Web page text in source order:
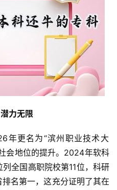
力无限
会地位的提升。2024年软科
全国高职院校第11位，科研
名第一，这充分证明了其在